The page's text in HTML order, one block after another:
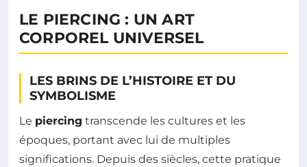
LE PIERCING : UN ART
CORPOREL UNIVERSEL
LES BRINS DE L’HISTOIRE ET DU
SYMBOLISME
Le piercing transcende les cultures et les
époques, portant avec lui de multiples
significations. Depuis des siècles, cette pratique